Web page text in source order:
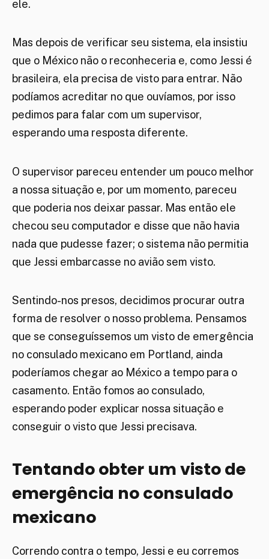
ele.
Mas depois de verificar seu sistema, ela insistiu
que o México não o reconheceria e, como Jessi é
brasileira, ela precisa de visto para entrar. Não
podíamos acreditar no que ouvíamos, por isso
pedimos para falar com um supervisor,
esperando uma resposta diferente.
O supervisor pareceu entender um pouco melhor
a nossa situação e, por um momento, pareceu
que poderia nos deixar passar. Mas então ele
checou seu computador e disse que não havia
nada que pudesse fazer; o sistema não permitia
que Jessi embarcasse no avião sem visto.
Sentindo-nos presos, decidimos procurar outra
forma de resolver o nosso problema. Pensamos
que se conseguíssemos um visto de emergência
no consulado mexicano em Portland, ainda
poderíamos chegar ao México a tempo para o
casamento. Então fomos ao consulado,
esperando poder explicar nossa situação e
conseguir o visto que Jessi precisava.
Tentando obter um visto de
emergência no consulado
mexicano
Correndo contra o tempo, Jessi e eu corremos